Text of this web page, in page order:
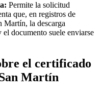
Permite la solicitud
que, en registros de
Martín, la descarga
documento suele enviarse
el certificado
Martín